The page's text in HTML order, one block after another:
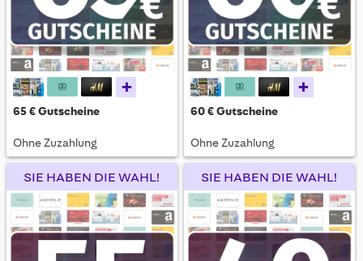
+
65 € Gutscheine
Ohne Zuzahlung
+
60 € Gutscheine
Ohne Zuzahlung
SIE HABEN DIE WAHL! SIE HABEN DIE WAHL!